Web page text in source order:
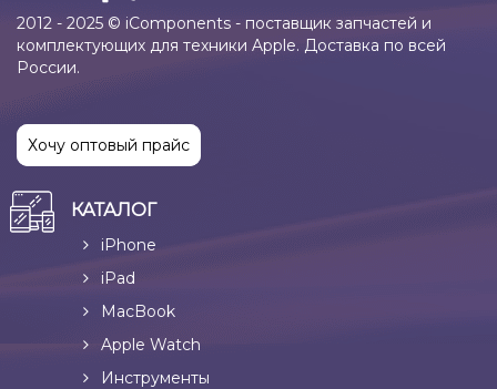
2012 - 2025 © iComponents - поставщик запчастей и
комплектующих для техники Apple. Доставка по всей
России.
Хочу оптовый прайс
КАТАЛОГ
iPhone
iPad
MacBook
Apple Watch
Инструменты